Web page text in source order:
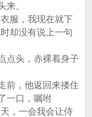
来。
服，我现在就下
却没有说上一句
头，赤裸着身子
，他返回来搂住
一口，嘱咐
，一会我会让侍